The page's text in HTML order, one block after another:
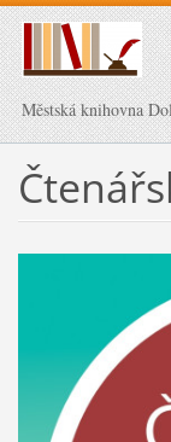
Městská knihovna